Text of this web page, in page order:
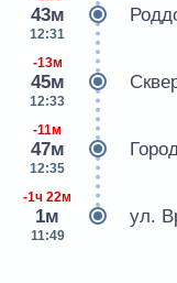
43м
12:31
-13м
45м
12:33
-11м
47м
12:35
-1ч 22м
1м
11:49
ул.